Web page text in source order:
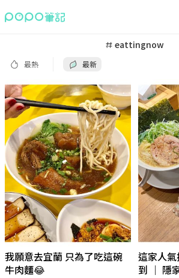
eattingnow
最熱 最新
我願意去宜蘭 只為了吃這碗
牛肉麵😂
這家人
到 ｜ 隱